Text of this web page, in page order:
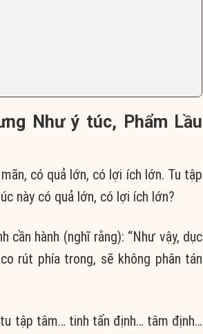
Như ý túc, Phẩm Lầu
có quả lớn, có lợi ích lớn. Tu tập
này có quả lớn, có lợi ích lớn?
cần hành (nghĩ rằng): “Như vậy, dục
rút phía trong, sẽ không phân tán
tập tâm… tinh tấn định… tâm định…